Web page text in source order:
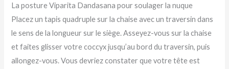
La posture Viparita Dandasana pour soulager la nuque
Placez un tapis quadruple sur la chaise avec un traversin dans
le sens de la longueur sur le siège. Asseyez-vous sur la chaise
et faites glisser votre coccyx jusqu’au bord du traversin, puis
allongez-vous. Vous devriez constater que votre tête est